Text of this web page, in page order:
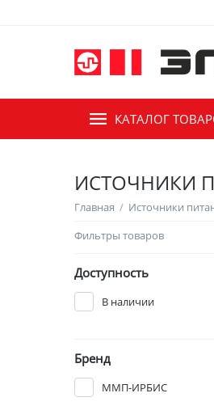
КАТАЛОГ
ИСТОЧНИКИ
Главная / Источники
Фильтры товаров
Доступность
В наличии
Бренд
ММП-ИРБИС